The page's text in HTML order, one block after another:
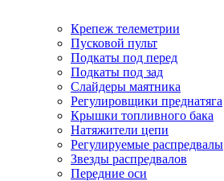
Крепеж телеметрии
Пусковой пульт
Подкаты под перед
Подкаты под зад
Слайдеры маятника
Регулировщики преднатяга
Крышки топливного бака
Натяжители цепи
Регулируемые распредвалы
Звезды распредвалов
Передние оси